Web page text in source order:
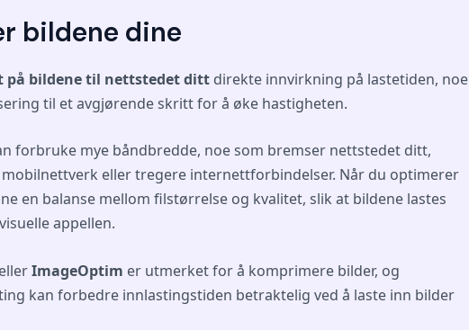
bildene dine
på bildene til nettstedet ditt direkte innvirkning på lastetiden, noe
til et avgjørende skritt for å øke hastigheten.
forbruke mye båndbredde, noe som bremser nettstedet ditt,
eller tregere internettforbindelser. Når du optimerer
en balanse mellom filstørrelse og kvalitet, slik at bildene lastes
appellen.
ellerImageOptim er utmerket for å komprimere bilder, og
kan forbedre innlastingstiden betraktelig ved å laste inn bilder